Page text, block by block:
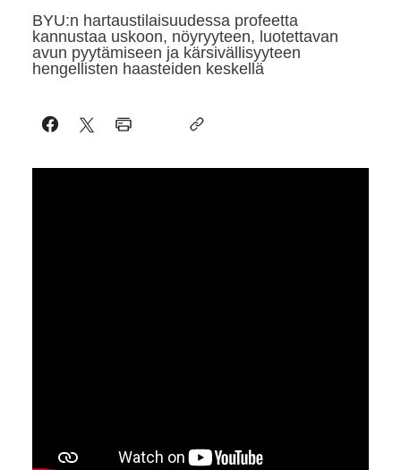
BYU:n hartaustilaisuudessa profeetta
kannustaa uskoon, nöyryyteen, luotettavan
avun pyytämiseen ja kärsivällisyyteen
hengellisten haasteiden keskellä